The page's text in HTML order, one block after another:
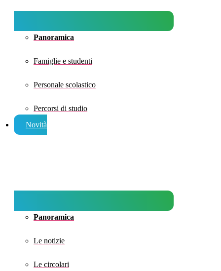
Panoramica
Famiglie e studenti
Personale scolastico
Percorsi di studio
Novità
Panoramica
Le notizie
Le circolari